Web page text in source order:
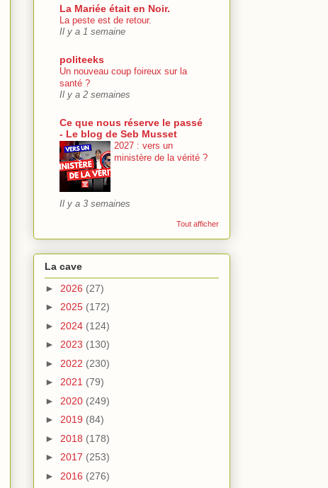
La Mariée était en Noir.
La peste est de retour.
Il y a 1 semaine
politeeks
Un nouveau coup foireux sur la
santé ?
Il y a 2 semaines
Ce que nous réserve le passé
- Le blog de Seb Musset
2027 : vers un
ministère de la vérité ?
Il y a 3 semaines
Tout afficher
La cave
► 2026 (27)
► 2025 (172)
► 2024 (124)
► 2023 (130)
► 2022 (230)
► 2021 (79)
► 2020 (249)
► 2019 (84)
► 2018 (178)
► 2017 (253)
► 2016 (276)